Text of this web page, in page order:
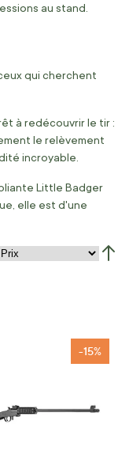
au stand.
qui cherchent
à redécouvrir le tir :
le relèvement
incroyable.
Little Badger
elle est d'une
-15%